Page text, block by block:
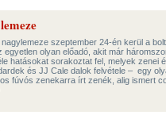
szeptember 24-én kerül a
olyan előadó, akit már
hatásokat sorakoztat fel, melyek zenei
és JJ Cale dalok felvétele – egy
fúvós zenekarra írt zenék, alig ismert